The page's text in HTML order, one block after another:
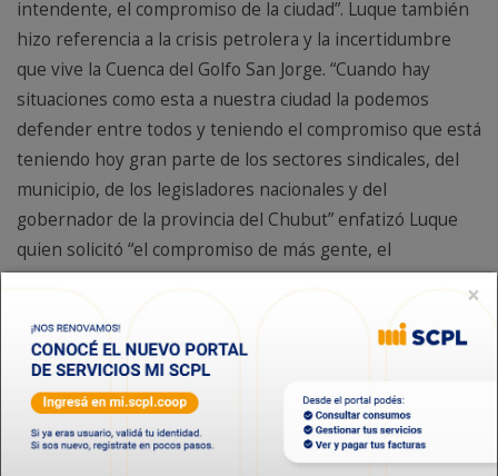
intendente, el compromiso de la ciudad”. Luque también
hizo referencia a la crisis petrolera y la incertidumbre
que vive la Cuenca del Golfo San Jorge. “Cuando hay
situaciones como esta a nuestra ciudad la podemos
defender entre todos y teniendo el compromiso que está
teniendo hoy gran parte de los sectores sindicales, del
municipio, de los legisladores nacionales y del
gobernador de la provincia del Chubut” enfatizó Luque
quien solicitó “el compromiso de más gente, el
compromiso de más instituciones y de cada uno de
recuperación de la deuda histórica que tiene la provincia
del Chubut con Comodoro Rivadavia, y expresó que
“entre todos debemos apoyarnos y defender la ciudad,
que la Cooperativa cuente con el municipio, porque es un
defensor acérrimo de las instituciones, sepan que vamos
×